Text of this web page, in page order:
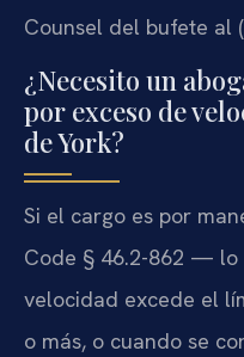
Counsel del bufete al
¿Necesito un
por exceso de
de York?
Si el cargo es por
Code § 46.2-862 — lo
velocidad excede el
o más, o cuando se